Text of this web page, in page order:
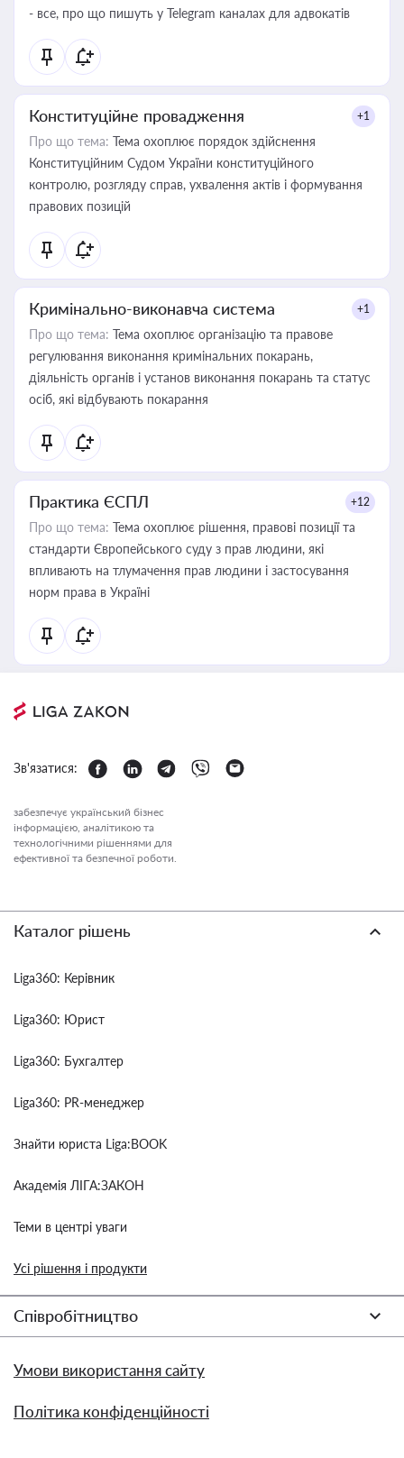
- все, про що пишуть у Telegram каналах для адвокатів
Конституційне провадження +1
Про що тема: Тема охоплює порядок здійснення
Конституційним Судом України конституційного
контролю, розгляду справ, ухвалення актів і формування
правових позицій
Кримінально-виконавча система +1
Про що тема: Тема охоплює організацію та правове
регулювання виконання кримінальних покарань,
діяльність органів і установ виконання покарань та статус
осіб, які відбувають покарання
Практика ЄСПЛ +12
Про що тема: Тема охоплює рішення, правові позиції та
стандарти Європейського суду з прав людини, які
впливають на тлумачення прав людини і застосування
норм права в Україні
Зв'язатися:
забезпечує український бізнес
інформацією, аналітикою та
технологічними рішеннями для
ефективної та безпечної роботи.
Каталог рішень
Liga360: Керівник
Liga360: Юрист
Liga360: Бухгалтер
Liga360: PR-менеджер
Знайти юриста Liga:BOOK
Академія ЛІГА:ЗАКОН
Теми в центрі уваги
Усі рішення і продукти
Співробітництво
Умови використання сайту
Політика конфіденційності